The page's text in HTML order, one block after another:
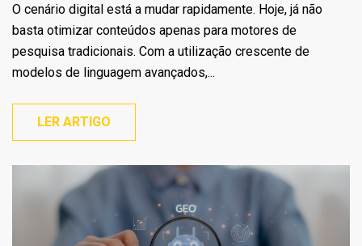
O cenário digital está a mudar rapidamente. Hoje, já não
basta otimizar conteúdos apenas para motores de
pesquisa tradicionais. Com a utilização crescente de
modelos de linguagem avançados,...
LER ARTIGO